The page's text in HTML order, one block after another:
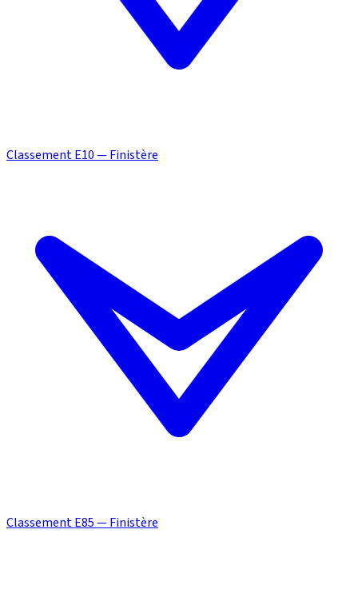
Classement E10 — Finistère
Classement E85 — Finistère